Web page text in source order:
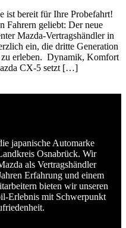
ist bereit für Ihre Probefahrt!
Fahrern geliebt: Der neue
Mazda-Vertragshändler in
ein, die dritte Generation
zu erleben. Dynamik, Komfort
CX-5 setzt […]
japanische Automarke
Osnabrück. Wir
als Vertragshändler
Erfahrung und einem
bieten wir unseren
Erlebnis mit Schwerpunkt